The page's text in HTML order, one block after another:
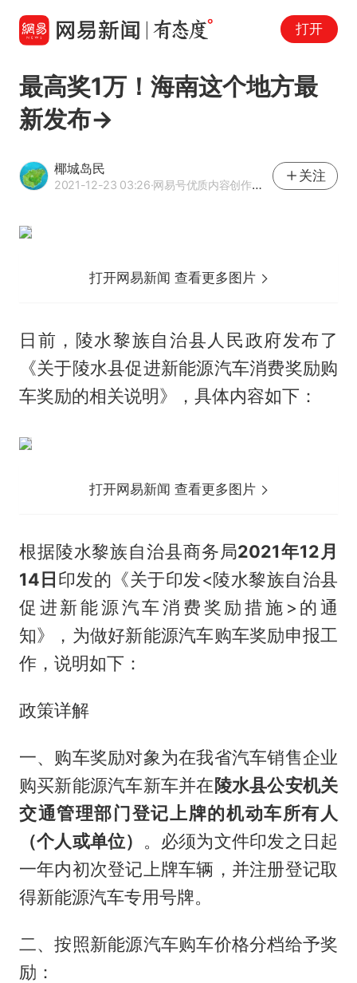
打开
最高奖1万！海南这个地方最
新发布→
椰城岛民
2021-12-23 03:26·网易号优质内容创作者 优质本地内容作者
关注
打开网易新闻 查看更多图片
日前，陵水黎族自治县人民政府发布了
《关于陵水县促进新能源汽车消费奖励购
车奖励的相关说明》，具体内容如下：
打开网易新闻 查看更多图片
根据陵水黎族自治县商务局2021年12月
14日印发的《关于印发<陵水黎族自治县
促进新能源汽车消费奖励措施>的通
知》，为做好新能源汽车购车奖励申报工
作，说明如下：
政策详解
一、购车奖励对象为在我省汽车销售企业
购买新能源汽车新车并在陵水县公安机关
交通管理部门登记上牌的机动车所有人
（个人或单位） 。必须为文件印发之日起
一年内初次登记上牌车辆，并注册登记取
得新能源汽车专用号牌。
二、按照新能源汽车购车价格分档给予奖
励：